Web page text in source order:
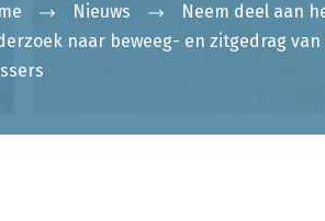
Nieuws
Neem deel aan
naar beweeg- en zitgedrag van